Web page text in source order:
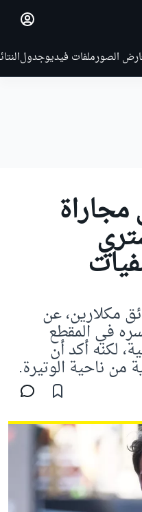
الصورملفات فيديوجدول
مكلارين، عن
في المقطع
لكنه أكد أن
ناحية الوتيرة.